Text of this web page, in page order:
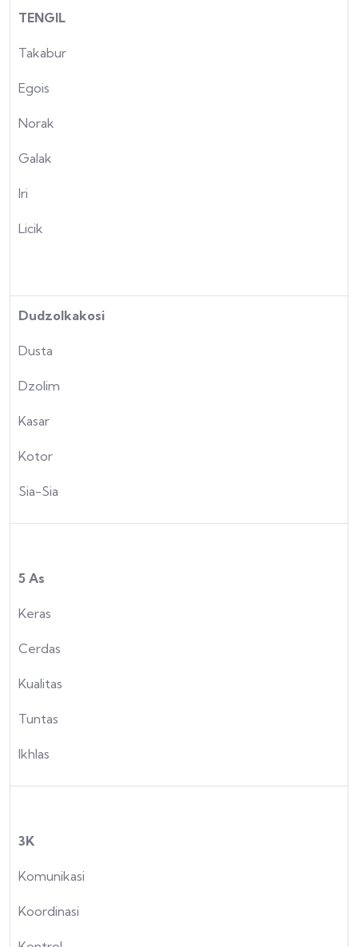
TENGIL
Takabur
Egois
Norak
Galak
Iri
Licik
Dudzolkakosi
Dusta
Dzolim
Kasar
Kotor
Sia-Sia
5 As
Keras
Cerdas
Kualitas
Tuntas
Ikhlas
3K
Komunikasi
Koordinasi